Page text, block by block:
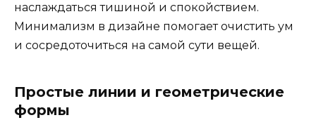
наслаждаться тишиной и спокойствием.
Минимализм в дизайне помогает очистить ум
и сосредоточиться на самой сути вещей.
Простые линии и геометрические
формы